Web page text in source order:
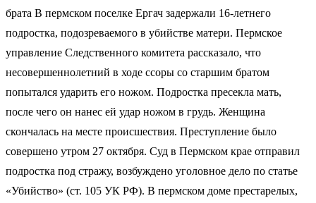
брата В пермском поселке Ергач задержали 16-летнего
подростка, подозреваемого в убийстве матери. Пермское
управление Следственного комитета рассказало, что
несовершеннолетний в ходе ссоры со старшим братом
попытался ударить его ножом. Подростка пресекла мать,
после чего он нанес ей удар ножом в грудь. Женщина
скончалась на месте происшествия. Преступление было
совершено утром 27 октября. Суд в Пермском крае отправил
подростка под стражу, возбуждено уголовное дело по статье
«Убийство» (ст. 105 УК РФ). В пермском доме престарелых,